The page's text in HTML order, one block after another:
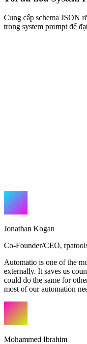
Cung cấp schema JSON
trong system prompt để
Jonathan Kogan
Co-Founder/CEO,
Automatio is one of the
externally. It saves us
could do the same for
most of our automation
Mohammed Ibrahim